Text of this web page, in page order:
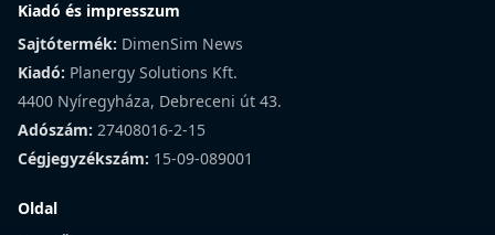
Kiadó és impresszum
Sajtótermék: DimenSim News
Kiadó: Planergy Solutions Kft.
4400 Nyíregyháza, Debreceni út 43.
Adószám: 27408016-2-15
Cégjegyzékszám: 15-09-089001
Oldal